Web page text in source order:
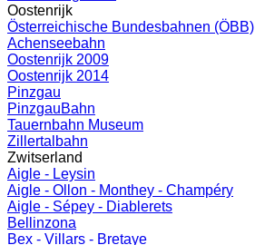
Oostenrijk
Österreichische Bundesbahnen (ÖBB)
Achenseebahn
Oostenrijk 2009
Oostenrijk 2014
Pinzgau
PinzgauBahn
Tauernbahn Museum
Zillertalbahn
Zwitserland
Aigle - Leysin
Aigle - Ollon - Monthey - Champéry
Aigle - Sépey - Diablerets
Bellinzona
Bex - Villars - Bretaye